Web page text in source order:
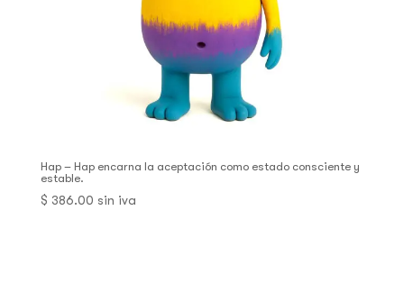
Hap – Hap encarna la aceptación como estado consciente y
estable.
$ 386.00 sin iva